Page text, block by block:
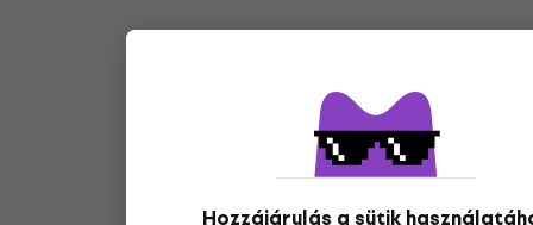
Hozzájárulás a sütik